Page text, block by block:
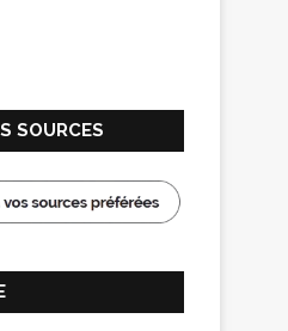
SOURCES